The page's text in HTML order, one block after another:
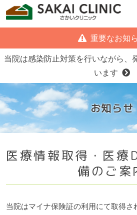
重要なお知
当院は感染防止対策を行いながら、
います
お知らせ
医療情報取得・医療
備のご案
当院はマイナ保険証の利用にて取得さ